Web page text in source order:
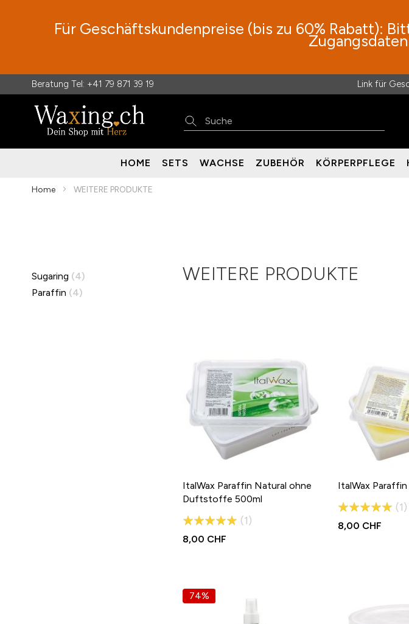
Für Geschäftskundenpreise (bis zu 60% Rabatt):
Beratung Tel: +41 79 871 39 19 Link für
Direkt
zum
Inhalt
HOME SETS WACHSE ZUBEHÖR KÖRPERPFLEGE
Home WEITERE PRODUKTE
WEITERE PRODUKTE
ItalWax Paraffin Natural ohne
Duftstoffe 500ml
Bewertung:
100%
1
8,00 CHF
ItalWax
Bewertung:
100%
1
8,00 CHF
74%
Sugaring
4
Paraffin
4